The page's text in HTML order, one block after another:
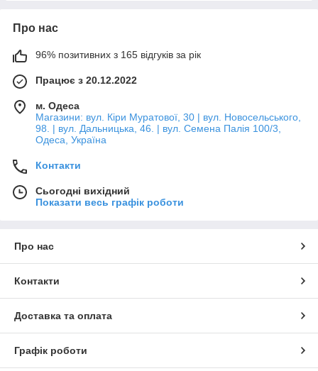
Про нас
96% позитивних з 165 відгуків за рік
Працює з 20.12.2022
м. Одеса
Магазини: вул. Кіри Муратової, 30 | вул. Новосельського,
98. | вул. Дальницька, 46. | вул. Семена Палія 100/3,
Одеса, Україна
Контакти
Сьогодні вихідний
Показати весь графік роботи
Про нас
Контакти
Доставка та оплата
Графік роботи